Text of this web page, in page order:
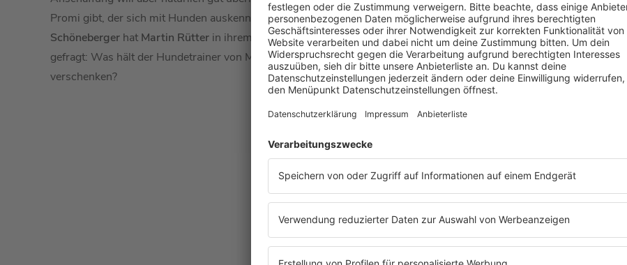
Promi gibt, der sich mit Hunden auskennt, dann ist dasMartin Rütter.Barbara
Schöneberger hat Martin Rütter in ihrem Podcast„Mit den Waffeln einer Frau“
gefragt: Was hält der Hundetrainer von Menschen, die Hunde zu Weihnachten
verschenken?
Das ist ein
heute noch wirklich
Weihnachten ein
mich ist das wirklich